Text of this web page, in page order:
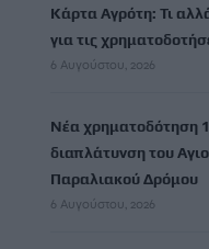
Κάρτα Αγρότη: Τι
για τις
6 Αυγούστου, 2026
Νέα χρηματοδότηση
διαπλάτυνση του
Παραλιακού Δρόμου
6 Αυγούστου, 2026